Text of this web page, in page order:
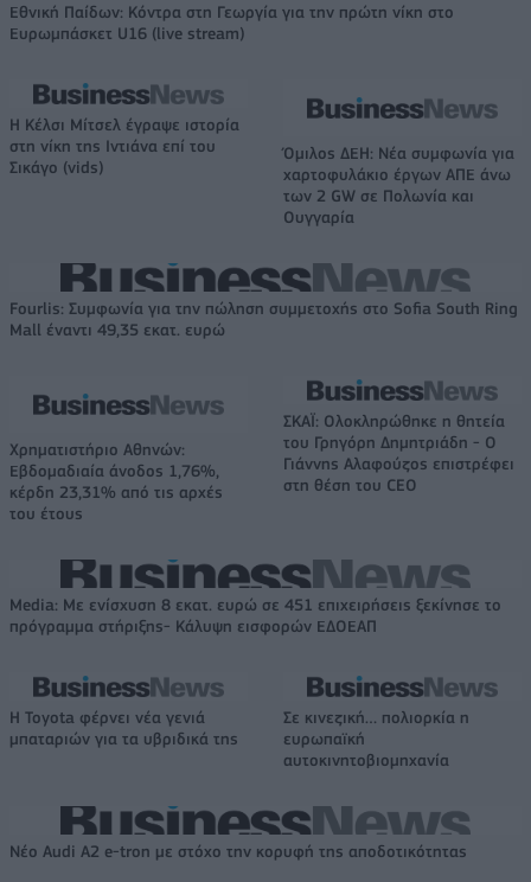
Εθνική Παίδων: Κόντρα στη Γεωργία για την πρώτη νίκη στο
Ευρωμπάσκετ U16 (live stream)
Η Κέλσι Μίτσελ έγραψε ιστορία
στη νίκη της Ιντιάνα επί του
Σικάγο (vids)
Όμιλος ΔΕΗ: Νέα συμφωνία για
χαρτοφυλάκιο έργων ΑΠΕ άνω
των 2 GW σε Πολωνία και
Ουγγαρία
Fourlis: Συμφωνία για την πώληση συμμετοχής στο Sofia South Ring
Mall έναντι 49,35 εκατ. ευρώ
Χρηματιστήριο Αθηνών:
Εβδομαδιαία άνοδος 1,76%,
κέρδη 23,31% από τις αρχές
του έτους
ΣΚΑΪ: Ολοκληρώθηκε η θητεία
του Γρηγόρη Δημητριάδη - Ο
Γιάννης Αλαφούζος επιστρέφει
στη θέση του CEO
Media: Με ενίσχυση 8 εκατ. ευρώ σε 451 επιχειρήσεις ξεκίνησε το
πρόγραμμα στήριξης- Κάλυψη εισφορών ΕΔΟΕΑΠ
Η Toyota φέρνει νέα γενιά
μπαταριών για τα υβριδικά της
Σε κινεζική… πολιορκία η
ευρωπαϊκή
αυτοκινητοβιομηχανία
Νέο Audi A2 e-tron με στόχο την κορυφή της αποδοτικότητας